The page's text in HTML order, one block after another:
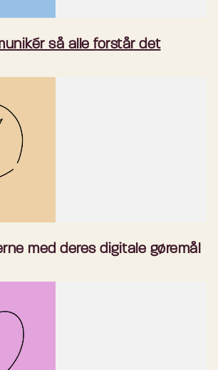
så alle forstår det
med deres digitale gøremål